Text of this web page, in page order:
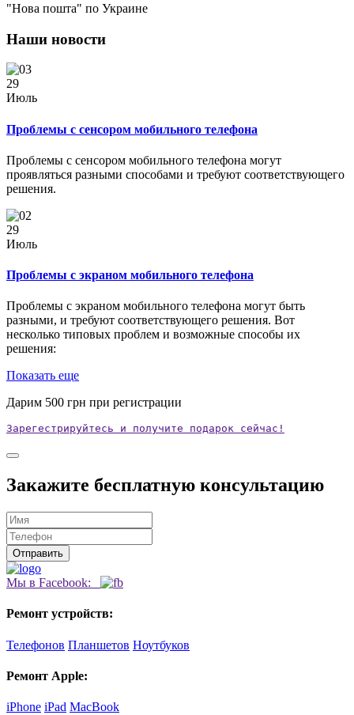
"Нова пошта" по Украине
Наши новости
29
Июль
Проблемы с сенсором мобильного телефона
Проблемы с сенсором мобильного телефона могут
проявляться разными способами и требуют соответствующего
решения.
29
Июль
Проблемы с экраном мобильного телефона
Проблемы с экраном мобильного телефона могут быть
разными, и требуют соответствующего решения. Вот
несколько типовых проблем и возможные способы их
решения:
Показать еще
Дарим 500 грн при регистрации
Зарегестрируйтесь и получите подарок сейчас!
Закажите бесплатную консультацию
Мы в Facebook:
Ремонт устройств:
Телефонов Планшетов Ноутбуков
Ремонт Apple:
iPhone iPad MacBook